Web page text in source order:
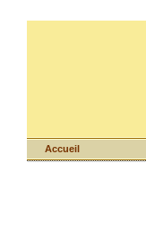
Accueil